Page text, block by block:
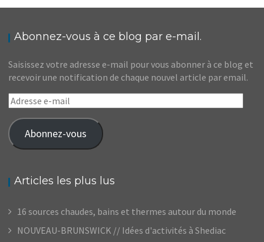
Abonnez-vous à ce blog par e-mail.
Saisissez votre adresse e-mail pour vous abonner à ce blog et
recevoir une notification de chaque nouvel article par email.
Adresse
e-
mail
Abonnez-vous
Articles les plus lus
16 sources chaudes, bains et thermes autour du monde
NOUVEAU-BRUNSWICK // Idées d'activités à Shediac